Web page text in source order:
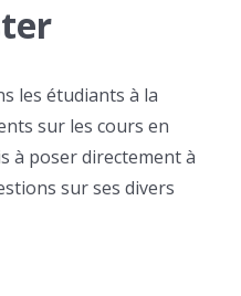
les étudiants à la
sur les cours en
à poser directement à
sur ses divers